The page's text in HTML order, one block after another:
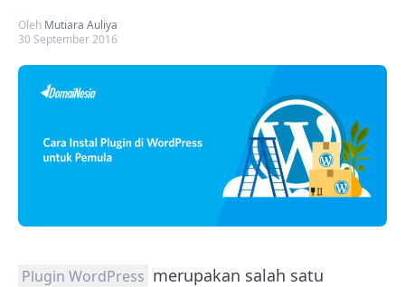
Oleh Mutiara Auliya
30 September 2016
Plugin WordPress merupakan salah satu